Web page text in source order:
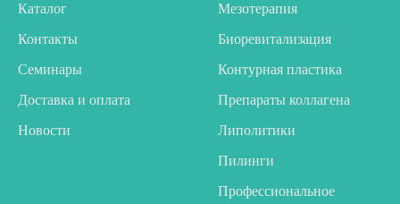
Каталог
Контакты
Семинары
Доставка и оплата
Новости
Мезотерапия
Биоревитализация
Контурная пластика
Препараты коллагена
Липолитики
Пилинги
Профессиональное